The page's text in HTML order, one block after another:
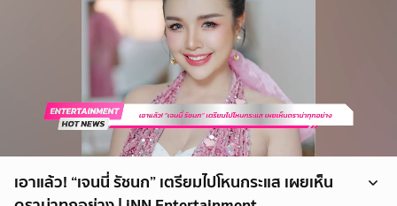
เอาแล้ว! “เจนนี่ รัชนก” เตรียมไปโหนกระแส เผยเห็น